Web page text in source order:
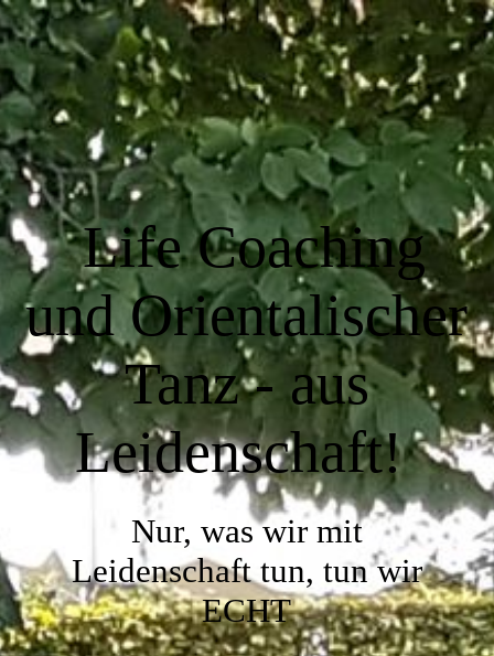
Life Coaching
und Orientalischer
Tanz -aus
Leidenschaft!
Nur, was wir mit
Leidenschaft tun, tun wir
ECHT
STARTSEITE
ÜBER MICH
UNSERE LEISTUNGEN
GALERIE
KONTAKT